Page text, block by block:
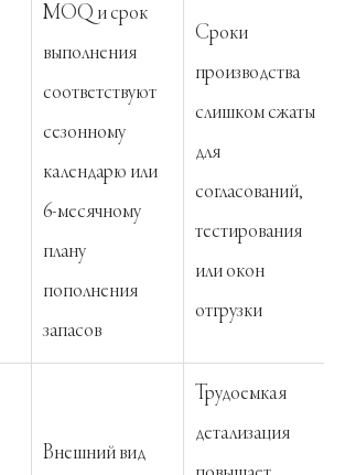
MOQ и срок
выполнения
соответствуют
сезонному
календарю или
6-месячному
плану
пополнения
запасов
Сроки
производства
слишком сжаты
для
согласований,
тестирования
или окон
отгрузки
Внешний вид
Трудоемкая
детализация